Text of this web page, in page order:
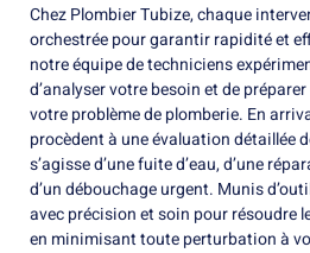
Chez Plombier Tubize, chaque
orchestrée pour garantir rapidité et
notre équipe de techniciens
d’analyser votre besoin et de
votre problème de plomberie. En
procèdent à une évaluation détaillée
s’agisse d’une fuite d’eau, d’une
d’un débouchage urgent. Munis
avec précision et soin pour résoudre
en minimisant toute perturbation à